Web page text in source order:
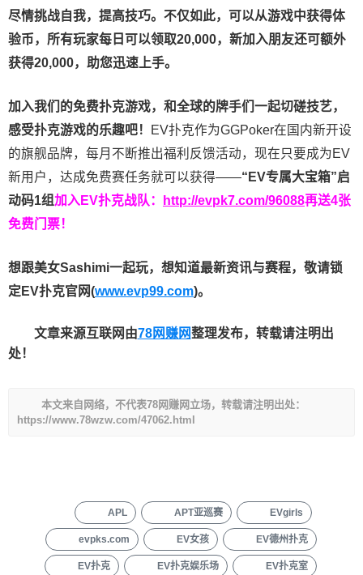
尽情挑战自我，提高技巧。不仅如此， 可以从游戏中获得体
验币，所有玩家每日可以领取20,000，新加入朋友还可额外
获得20,000，助您迅速上手。
加入我们的免费扑克游戏，和全球的牌手们一起切磋技艺，
感受扑克游戏的乐趣吧！
EV扑克作为GGPoker在国内新开设
的旗舰品牌，每月不断推出福利反馈活动，现在只要成为EV
新用户，达成免费赛任务就可以获得——“EV专属大宝箱”启
动码1组加入EV扑克战队： http://evpk7.com/96088再送4张
免费门票！
想跟美女Sashimi一起玩， 想知道最新资讯与赛程， 敬请锁
定EV扑克官网(www.evp99.com)。
文章来源互联网由78网赚网整理发布，转载请注明出
处！
本文来自网络，不代表78网赚网立场，转载请注明出处：
https://www.78wzw.com/47062.html
APL APT亚巡赛 EVgirls
evpks.com EV女孩 EV德州扑克
EV扑克 EV扑克娱乐场 EV扑克室